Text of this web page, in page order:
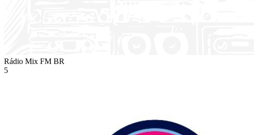
Rádio Mix FM BR
5